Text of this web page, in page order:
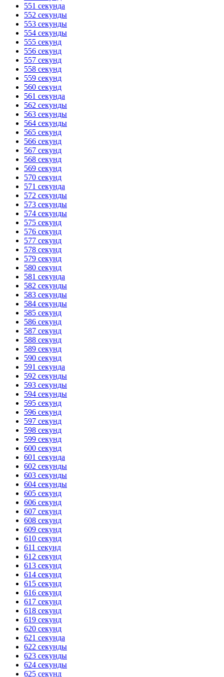
HANDY TIMERS
551 секунда
552 секунды
553 секунды
554 секунды
555 секунд
556 секунд
557 секунд
558 секунд
559 секунд
560 секунд
561 секунда
562 секунды
563 секунды
564 секунды
565 секунд
566 секунд
567 секунд
568 секунд
569 секунд
570 секунд
571 секунда
572 секунды
573 секунды
574 секунды
575 секунд
576 секунд
577 секунд
578 секунд
579 секунд
580 секунд
581 секунда
582 секунды
583 секунды
584 секунды
585 секунд
586 секунд
587 секунд
588 секунд
589 секунд
590 секунд
591 секунда
592 секунды
593 секунды
594 секунды
595 секунд
596 секунд
597 секунд
598 секунд
599 секунд
600 секунд
601 секунда
602 секунды
603 секунды
604 секунды
605 секунд
606 секунд
607 секунд
608 секунд
609 секунд
610 секунд
611 секунд
612 секунд
613 секунд
614 секунд
615 секунд
616 секунд
617 секунд
618 секунд
619 секунд
620 секунд
621 секунда
622 секунды
623 секунды
624 секунды
625 секунд